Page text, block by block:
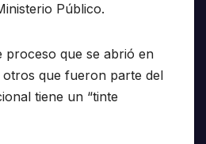
Público.
proceso que se abrió en
que fueron parte del
tiene un “tinte